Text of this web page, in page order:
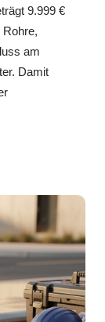
9.999 €
am
Damit